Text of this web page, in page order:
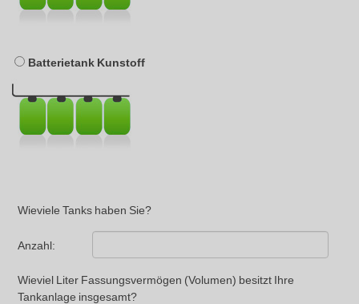
Batterietank Kunstoff
Wieviele Tanks haben Sie?
Anzahl:
Wieviel Liter Fassungsvermögen (Volumen) besitzt Ihre
Tankanlage insgesamt?